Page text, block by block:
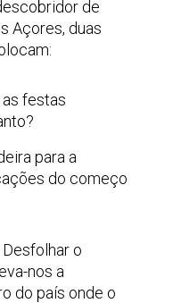
de
Açores, duas
festas
para a
do começo
o
nos a
do país onde o